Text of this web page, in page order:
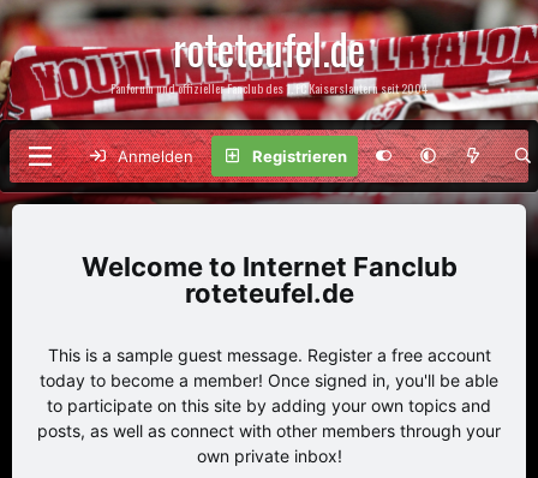
roteteufel.de
Fanforum und offizieller Fanclub des 1. FC Kaiserslautern seit 2004
Anmelden Registrieren
Internet Fanclub
roteteufel.de
This is a sample guest message. Register a free account
today to become a member! Once signed in, you'll be able
to participate on this site by adding your own topics and
posts, as well as connect with other members through your
own private inbox!